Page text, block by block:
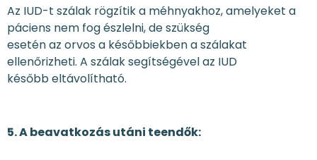
Az IUD-t szálak rögzítik a méhnyakhoz, amelyeket a
páciens nem fog észlelni, de szükség
esetén az orvos a későbbiekben a szálakat
ellenőrizheti. A szálak segítségével az IUD
később eltávolítható.
5. A beavatkozás utáni teendők: